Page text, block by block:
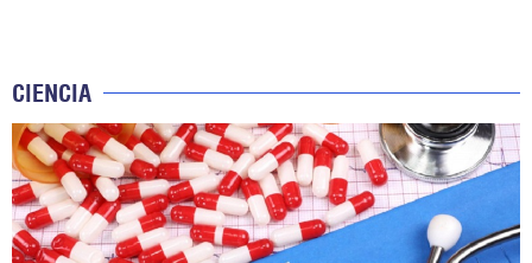
CIENCIA